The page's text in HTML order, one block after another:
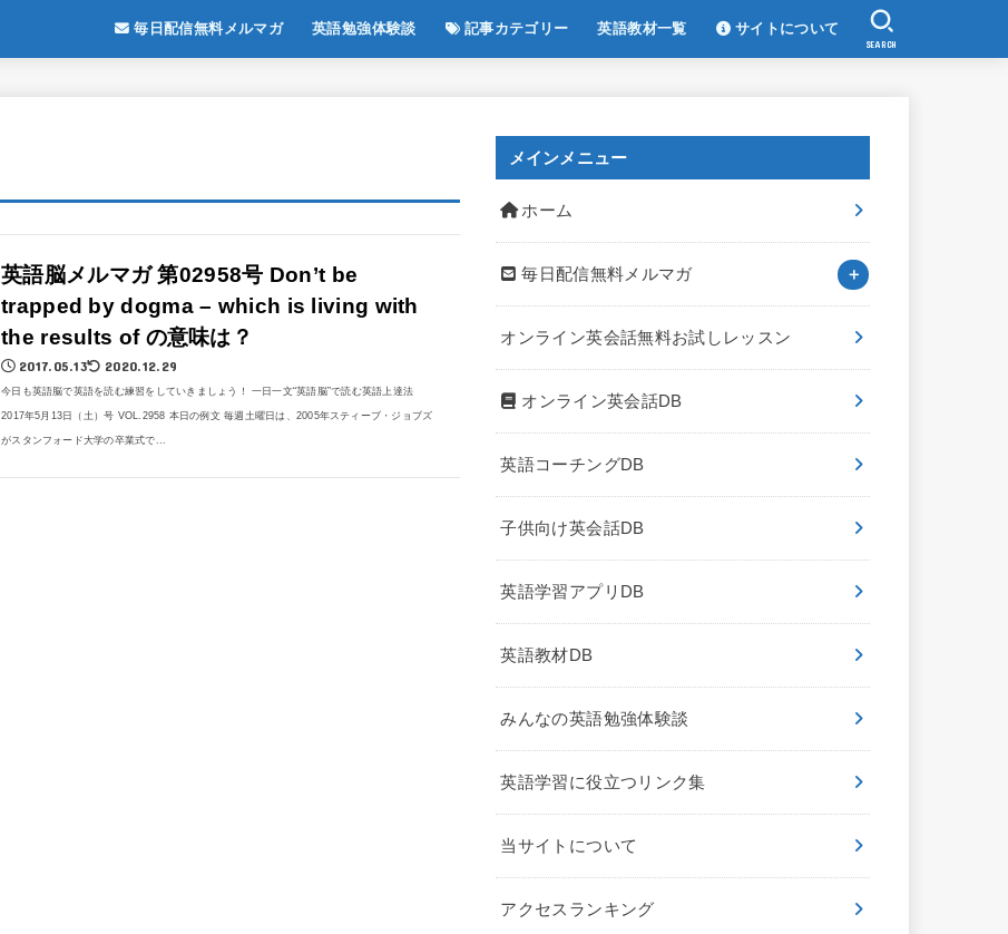
毎日配信無料メルマガ 英語勉強体験談 記事カテゴリー 英語教材一覧 サイトについて
SEARCH
英語脳メルマガ 第02958号 Don’t be
trapped by dogma – which is living with
the results of の意味は？
2017.05.13 2020.12.29
今日も英語脳で英語を読む練習をしていきましょう！ 一日一文“英語脳”で読む英語上達法
2017年5月13日（土）号 VOL.2958 本日の例文 毎週土曜日は、2005年スティーブ・ジョブズ
がスタンフォード大学の卒業式で...
メインメニュー
ホーム
毎日配信無料メルマガ
オンライン英会話無料お試しレッスン
オンライン英会話DB
英語コーチングDB
子供向け英会話DB
英語学習アプリDB
英語教材DB
みんなの英語勉強体験談
英語学習に役立つリンク集
当サイトについて
アクセスランキング